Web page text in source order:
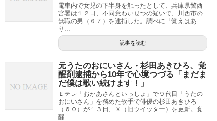
電車内で女児の下半身を触ったとして、兵庫県警西
宮署は１２日、不同意わいせつの疑いで、川西市の
無職の男（６７）を逮捕した。調べに「覚えはあ
り...
記事を読む
元うたのおにいさん・杉田あきひろ、覚
醒剤逮捕から10年で心境つづる「まだま
だ僕は歌い続けます！」
Ｅテレ「おかあさんといっしょ」で９代目「うたの
おにいさん」を務めた歌手で俳優の杉田あきひろ
（６０）が１３日、Ｘ（旧ツイッター）を更新。覚
醒...